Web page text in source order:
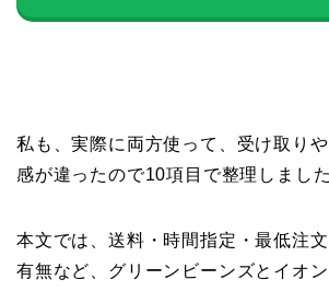
私も、実際に両方使って、受け取り
感が違ったので10項目で整理しました
本文では、送料・時間指定・最低注
有無など、グリーンビーンズとイオ